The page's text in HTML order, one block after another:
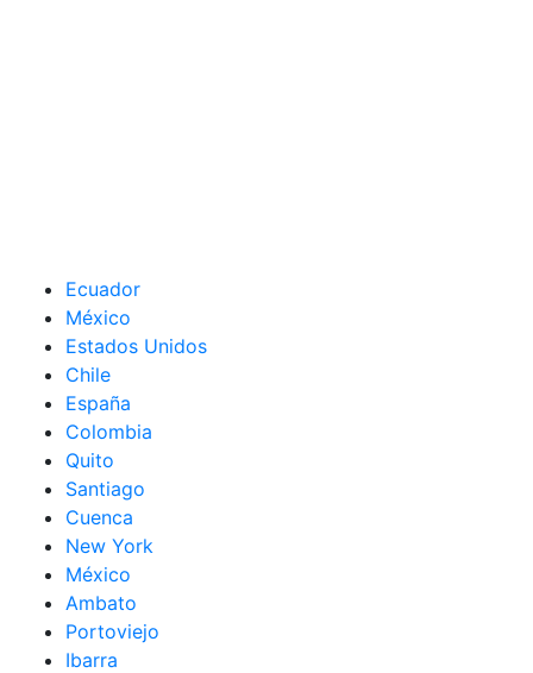
Ecuador
México
Estados Unidos
Chile
España
Colombia
Quito
Santiago
Cuenca
New York
México
Ambato
Portoviejo
Ibarra